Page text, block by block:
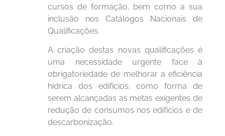
cursos de formação, bem como a sua
inclusão nos Catálogos Nacionais de
Qualificações.
A criação destas novas qualificações é
uma necessidade urgente face à
obrigatoriedade de melhorar a eficiência
hídrica dos edifícios, como forma de
serem alcançadas as metas exigentes de
redução de consumos nos edifícios e de
descarbonização.